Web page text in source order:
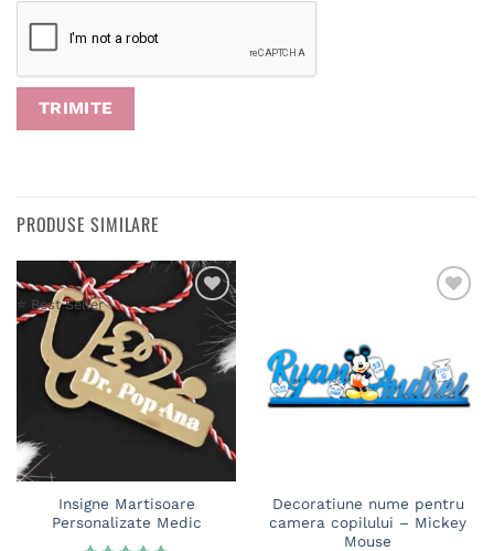
PRODUSE SIMILARE
⭐ Best Seller
Adaugă
în
wishlist
Insigne Martisoare
Personalizate Medic
în
wishlist
Decoratiune nume pentru
camera copilului – Mickey
Mouse